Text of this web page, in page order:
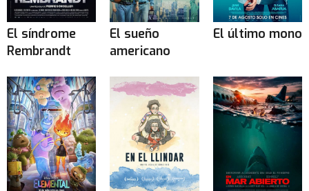
El síndrome
Rembrandt
El sueño
americano
El último mono